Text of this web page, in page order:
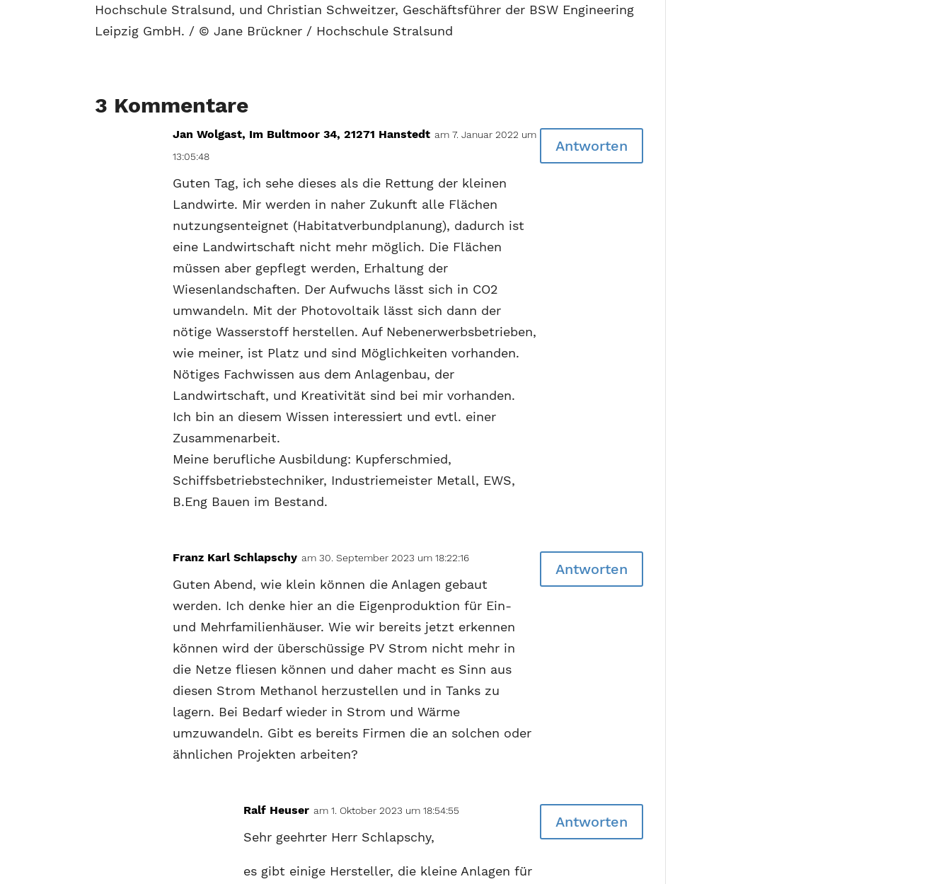
Hochschule Stralsund, und Christian Schweitzer, Geschäftsführer der BSW Engineering
Leipzig GmbH. / © Jane Brückner / Hochschule Stralsund
3 Kommentare
Jan Wolgast, Im Bultmoor 34, 21271 Hanstedt am 7. Januar 2022 um
13:05:48
Guten Tag, ich sehe dieses als die Rettung der kleinen
Landwirte. Mir werden in naher Zukunft alle Flächen
nutzungsenteignet (Habitatverbundplanung), dadurch ist
eine Landwirtschaft nicht mehr möglich. Die Flächen
müssen aber gepflegt werden, Erhaltung der
Wiesenlandschaften. Der Aufwuchs lässt sich in CO2
umwandeln. Mit der Photovoltaik lässt sich dann der
nötige Wasserstoff herstellen. Auf Nebenerwerbsbetrieben,
wie meiner, ist Platz und sind Möglichkeiten vorhanden.
Nötiges Fachwissen aus dem Anlagenbau, der
Landwirtschaft, und Kreativität sind bei mir vorhanden.
Ich bin an diesem Wissen interessiert und evtl. einer
Zusammenarbeit.
Meine berufliche Ausbildung: Kupferschmied,
Schiffsbetriebstechniker, Industriemeister Metall, EWS,
B.Eng Bauen im Bestand.
Antworten
Franz Karl Schlapschy am 30. September 2023 um 18:22:16
Guten Abend, wie klein können die Anlagen gebaut
werden. Ich denke hier an die Eigenproduktion für Ein-
und Mehrfamilienhäuser. Wie wir bereits jetzt erkennen
können wird der überschüssige PV Strom nicht mehr in
die Netze fliesen können und daher macht es Sinn aus
diesen Strom Methanol herzustellen und in Tanks zu
lagern. Bei Bedarf wieder in Strom und Wärme
umzuwandeln. Gibt es bereits Firmen die an solchen oder
ähnlichen Projekten arbeiten?
Antworten
Ralf Heuser am 1. Oktober 2023 um 18:54:55
Sehr geehrter Herr Schlapschy,
es gibt einige Hersteller, die kleine Anlagen für
Antworten